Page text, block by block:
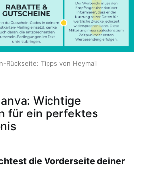
Rückseite: Tipps von Heymail
Wichtige
für ein perfektes
die Vorderseite deiner